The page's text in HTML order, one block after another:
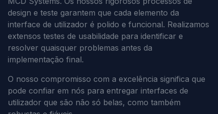
design e teste garantem que cada elemento da
interface de utilizador é polido e funcional. Realizamos
extensos testes de usabilidade para identificar e
resolver quaisquer problemas antes da
implementação final.
O nosso compromisso com a excelência significa que
pode confiar em nós para entregar interfaces de
utilizador que são não só belas, como também